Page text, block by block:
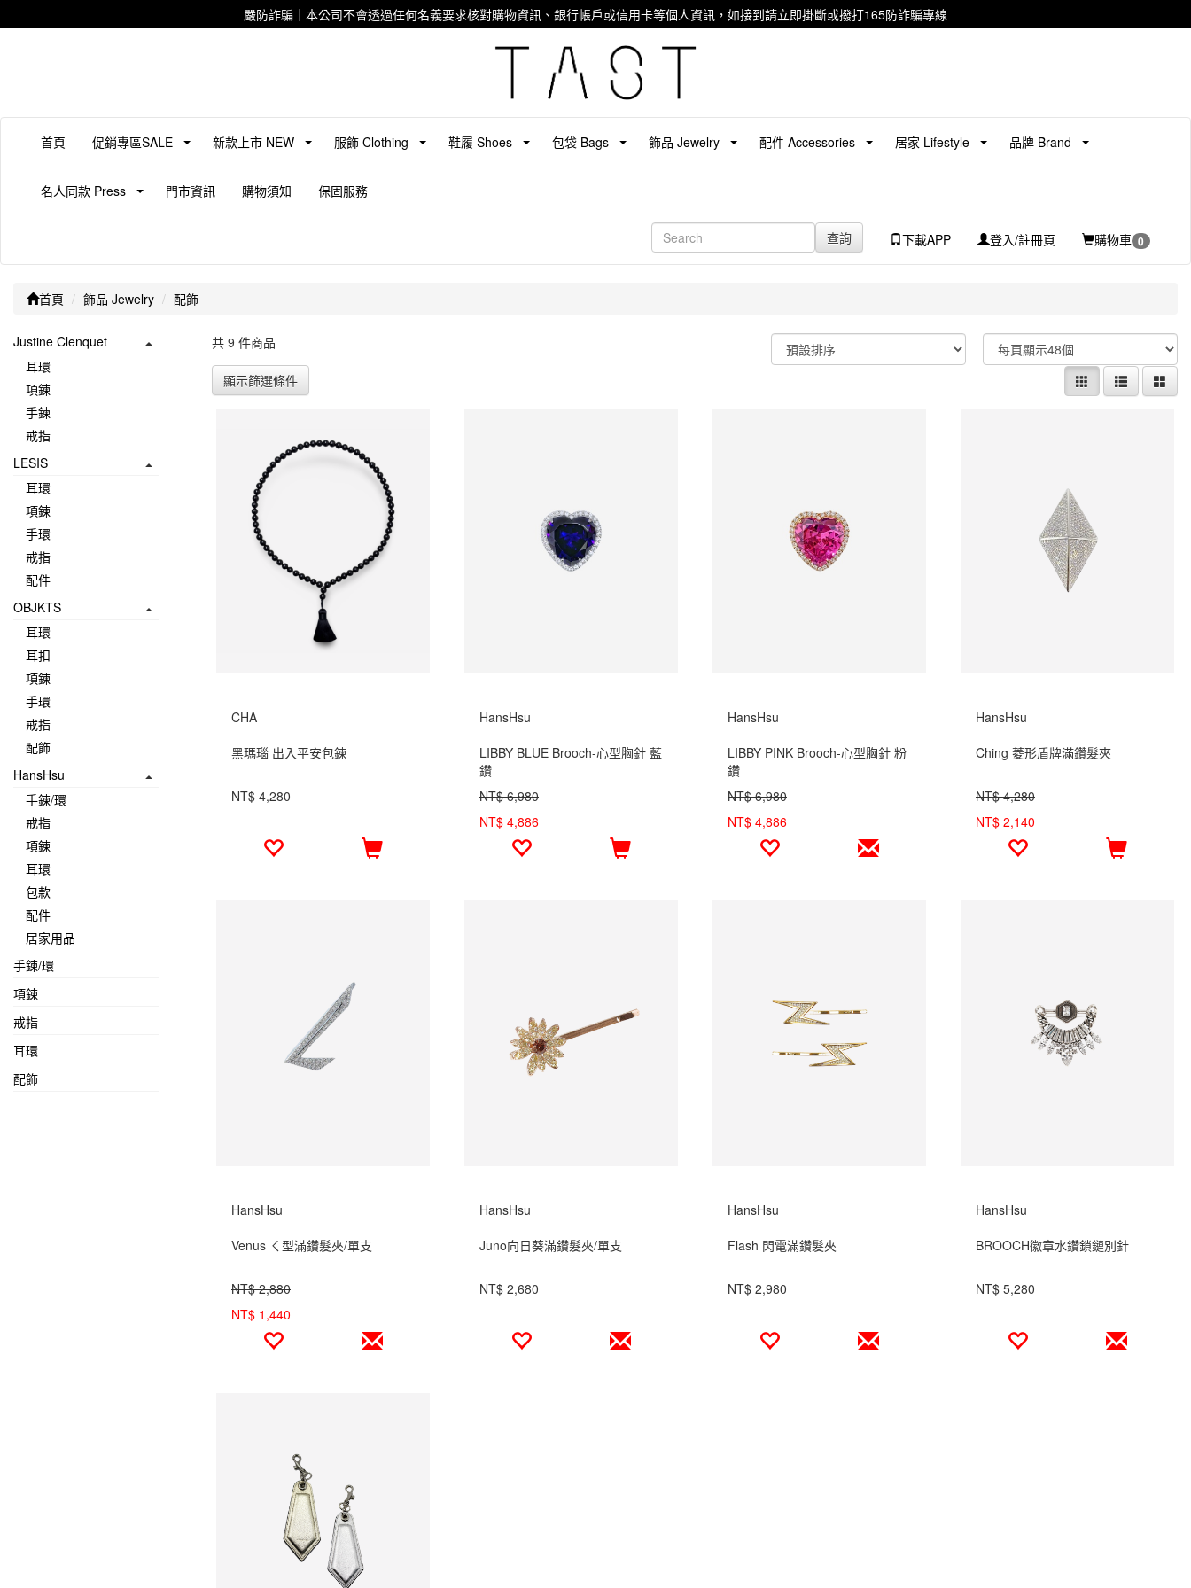
嚴防詐騙｜本公司不會透過任何名義要求核對購物資訊、銀行帳戶或信用卡等個人資訊，如接到請立即掛斷或撥打165防詐騙專線
首頁 促銷專區SALE 新款上市 NEW 服飾 Clothing 鞋履 Shoes 包袋 Bags 飾品 Jewelry 配件 Accessories 居家 Lifestyle 品牌 Brand
名人同款 Press 門市資訊 購物須知 保固服務
下載APP 登入/註冊頁 購物車 0
查詢
首頁 飾品 Jewelry 配飾
Justine Clenquet
耳環
項鍊
手鍊
戒指
LESIS
耳環
項鍊
手環
戒指
配件
OBJKTS
耳環
耳扣
項鍊
手環
戒指
配飾
HansHsu
手鍊/環
戒指
項鍊
耳環
包款
配件
居家用品
手鍊/環
項鍊
戒指
耳環
配飾
共 9 件商品
顯示篩選條件
CHA
黑瑪瑙 出入平安包鍊
NT$ 4,280
HansHsu
LIBBY BLUE Brooch-心型胸針 藍
鑽
NT$ 6,980
NT$ 4,886
HansHsu
LIBBY PINK Brooch-心型胸針 粉
鑽
NT$ 6,980
NT$ 4,886
HansHsu
Ching 菱形盾牌滿鑽髮夾
NT$ 4,280
NT$ 2,140
HansHsu
Venus ㄑ型滿鑽髮夾/單支
NT$ 2,880
NT$ 1,440
HansHsu
Juno向日葵滿鑽髮夾/單支
NT$ 2,680
HansHsu
Flash 閃電滿鑽髮夾
NT$ 2,980
HansHsu
BROOCH徽章水鑽鎖鏈別針
NT$ 5,280